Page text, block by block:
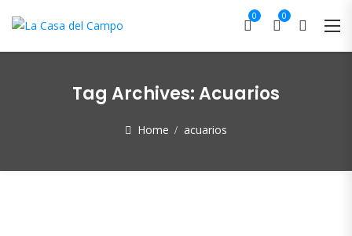
0 0
Tag Archives:Acuarios
Home acuarios